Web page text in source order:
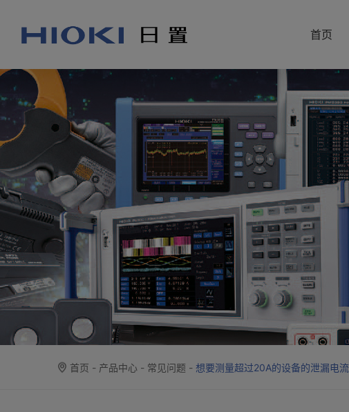
首页
首页 - 产品中心- 常见问题 - 想要测量超过20A的设备的泄漏电流